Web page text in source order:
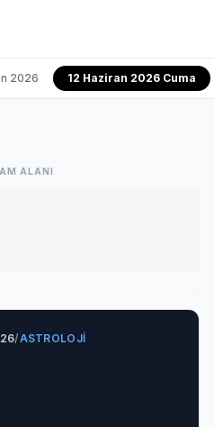
2026 12 Haziran 2026 Cuma
ALANI
/ASTROLOJI